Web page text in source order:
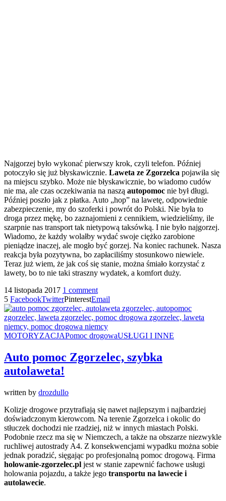
Najgorzej było wykonać pierwszy krok, czyli telefon. Później
potoczyło się już błyskawicznie. Laweta ze Zgorzelca pojawiła się
na miejscu szybko. Może nie błyskawicznie, bo wiadomo cudów
nie ma, ale czas oczekiwania na naszą autopomoc nie był długi.
Później poszło jak z płatka. Auto „hop” na lawetę, odpowiednie
zabezpieczenie, my do szoferki i powrót do Polski. Nie była to
droga przez mękę, bo zaznajomieni z cennikiem, wiedzieliśmy, ile
szarpnie nas transport tak nietypową taksówką. I nie było najgorzej.
Wiadomo, że każdy wolałby wydać swoje ciężko zarobione
pieniądze inaczej, ale mogło być gorzej. Na koniec rachunek. Nasza
reakcja była pozytywna, bo zapłaciliśmy stosunkowo niewiele.
Teraz już wiem, że jak coś się stanie, można śmiało korzystać z
lawety, bo to nie taki straszny wydatek, a komfort duży.
14 listopada 2017 1 comment
5 FacebookTwitterPinterestEmail
MOTORYZACJAPomoc drogowaUSŁUGI I INNE
Auto pomoc Zgorzelec, szybka
autolaweta!
written by drozdullo
Kolizje drogowe przytrafiają się nawet najlepszym i najbardziej
doświadczonym kierowcom. Na terenie Zgorzelca i okolic do
stłuczek dochodzi nie rzadziej, niż w innych miastach Polski.
Podobnie rzecz ma się w Niemczech, a także na obszarze niezwykle
ruchliwej autostrady A4. Z konsekwencjami wypadku można sobie
jednak poradzić, sięgając po profesjonalną pomoc drogową. Firma
holowanie-zgorzelec.pl jest w stanie zapewnić fachowe usługi
holowania pojazdu, a także jego transportu na lawecie i
autolawecie.